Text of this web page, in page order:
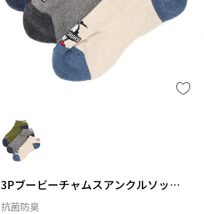
3Pブービーチャムスアンクルソック
ス
抗菌防臭